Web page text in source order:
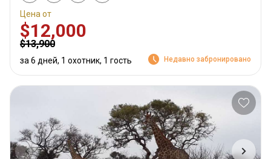
Цена от
$12,000
$13,900
за 6 дней, 1 охотник, 1 гость Недавно забронировано